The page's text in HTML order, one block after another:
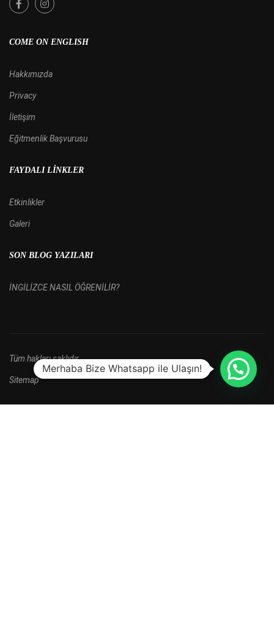
COME ON ENGLISH
Hakkımızda
Privacy
İletişim
Eğitmenlik Başvurusu
FAYDALI LINKLER
Etkinlikler
Galeri
SON BLOG YAZILARI
İNGİLİZCE NASIL ÖĞRENİLİR?
Tüm hakları saklıdır.
Sitemap
Merhaba Bize Whatsapp ile Ulaşın!